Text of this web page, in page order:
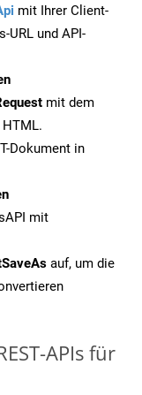
mit Ihrer Client-
URL und API-
mit dem
Dokument in
mit
auf, um die
APIs für